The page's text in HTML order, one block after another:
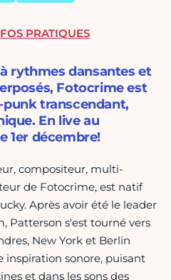
rythmes dansantes et
Fotocrime est
transcendant,
En live au
1er décembre!
compositeur, multi-
de Fotocrime, est natif
Après avoir été le leader
Patterson s'est tourné vers
New York et Berlin
inspiration sonore, puisant
et dans les sons des
PRATIQUES